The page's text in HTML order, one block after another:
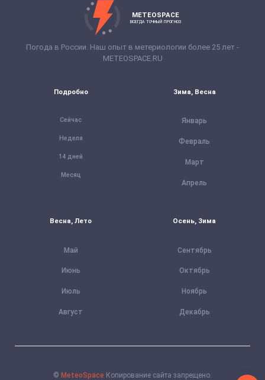
METEOSPACE
ВСЕГДА ТОЧНЫЙ ПРОГНОЗ
Погода в России. Наш опыт в метериологии более 25 лет -
METEOSPACE.RU
Подробно
Сейчас
Неделя
14 дней
Месяц
Зима, Весна
Январь
Февраль
Март
Апрель
Весна, Лето
Май
Июнь
Июль
Август
Осень, Зима
Сентябрь
Октябрь
Ноябрь
Декабрь
© MeteoSpace Копирование сайта запрещено.